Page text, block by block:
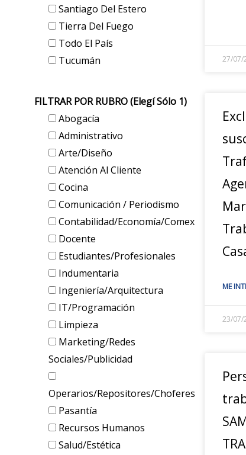
Santiago Del Estero
Tierra Del Fuego
Todo El País
Tucumán
FILTRAR POR RUBRO (elegí Sólo 1)
Abogacía
Administrativo
Arte/Diseño
Atención Al Cliente
Cocina
Comunicación / Periodismo
Contabilidad/Economía/Comex
Docente
Estudiantes/Profesionales
Indumentaria
Ingeniería/Arquitectura
IT/Programación
Limpieza
Marketing/Redes
Sociales/Publicidad
Operarios/Repositores/Choferes
Pasantía
Recursos Humanos
Salud/Estética
27/07/
ME
23/07/